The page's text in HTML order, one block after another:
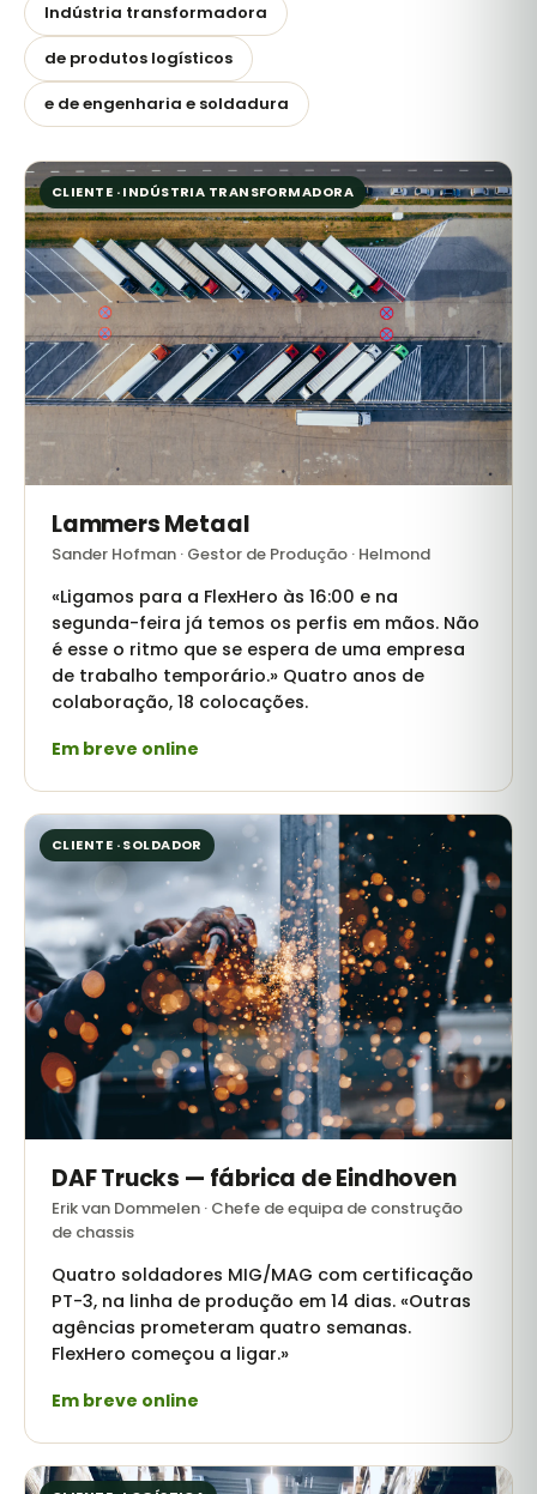
Indústria transformadora
de produtos logísticos
e de engenharia e soldadura
CLIENTE · INDÚSTRIA TRANSFORMADORA
Lammers Metaal
Sander Hofman · Gestor de Produção · Helmond
«Ligamos para a FlexHero às 16:00 e na
segunda-feira já temos os perfis em mãos. Não
é esse o ritmo que se espera de uma empresa
de trabalho temporário.» Quatro anos de
colaboração, 18 colocações.
Em breve online
CLIENTE · SOLDADOR
DAF Trucks — fábrica de Eindhoven
Erik van Dommelen · Chefe de equipa de construção
de chassis
Quatro soldadores MIG/MAG com certificação
PT-3, na linha de produção em 14 dias. «Outras
agências prometeram quatro semanas.
FlexHero começou a ligar.»
Em breve online